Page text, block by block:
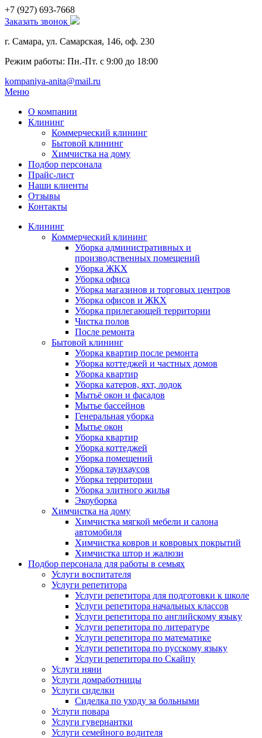
+7 (927) 693-7668
Заказать звонок
г. Самара, ул. Самарская, 146, оф. 230
Режим работы: Пн.-Пт. с 9:00 до 18:00
kompaniya-anita@mail.ru
Меню
О компании
Клининг
Коммерческий клининг
Бытовой клининг
Химчистка на дому
Подбор персонала
Прайс-лист
Наши клиенты
Отзывы
Контакты
Клининг
Коммерческий клининг
Уборка административных и
производственных помещений
Уборка ЖКХ
Уборка офиса
Уборка магазинов и торговых центров
Уборка офисов и ЖКХ
Уборка прилегающей территории
Чистка полов
После ремонта
Бытовой клининг
Уборка квартир после ремонта
Уборка коттеджей и частных домов
Уборка квартир
Уборка катеров, яхт, лодок
Мытьё окон и фасадов
Мытье бассейнов
Генеральная уборка
Мытье окон
Уборка квартир
Уборка коттеджей
Уборка помещений
Уборка таунхаусов
Уборка территории
Уборка элитного жилья
Экоуборка
Химчистка на дому
Химчистка мягкой мебели и салона
автомобиля
Химчистка ковров и ковровых покрытий
Химчистка штор и жалюзи
Подбор персонала для работы в семьях
Услуги воспитателя
Услуги репетитора
Услуги репетитора для подготовки к школе
Услуги репетитора начальных классов
Услуги репетитора по английскому языку
Услуги репетитора по литературе
Услуги репетитора по математике
Услуги репетитора по русскому языку
Услуги репетитора по Скайпу
Услуги няни
Услуги домработницы
Услуги сиделки
Сиделка по уходу за больными
Услуги повара
Услуги гувернантки
Услуги семейного водителя